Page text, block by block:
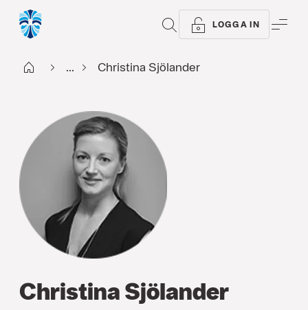
SÖK LOGGA IN
Start ... Christina Sjölander
Christina Sjölander